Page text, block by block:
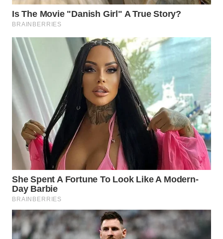
INDRAMAYU
WN
KUNINGAN
WN
MAJALENGKA
WN
SUBANG
WN
SUKABUMI
WN
PURWAKARTA
WN